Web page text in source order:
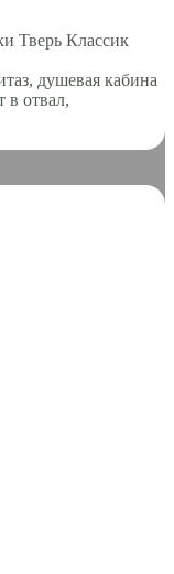
Тверь Классик
душевая кабина
в отвал,